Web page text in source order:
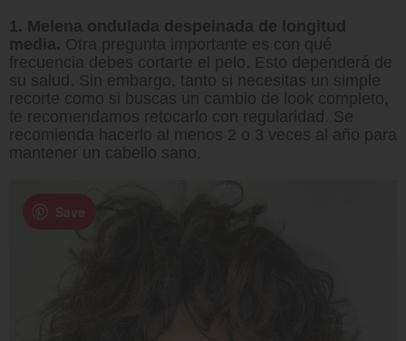
1. Melena ondulada despeinada de longitud
media. Otra pregunta importante es con qué
frecuencia debes cortarte el pelo. Esto dependerá de
su salud. Sin embargo, tanto si necesitas un simple
recorte como si buscas un cambio de look completo,
te recomendamos retocarlo con regularidad. Se
recomienda hacerlo al menos 2 o 3 veces al año para
mantener un cabello sano.
Save